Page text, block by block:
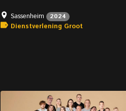
Sassenheim 2024
Dienstverlening Groot